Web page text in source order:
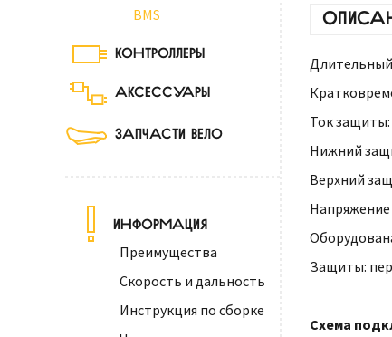
BMS
КОНТРОЛЛЕРЫ
АКСЕССУАРЫ
ЗАПЧАСТИ ВЕЛО
ИНФОРМАЦИЯ
Преимущества
Скорость и дальность
Инструкция по сборке
Длительный
Ток защиты:
Нижний
Верхний
Напряжение
Защиты:
Схема